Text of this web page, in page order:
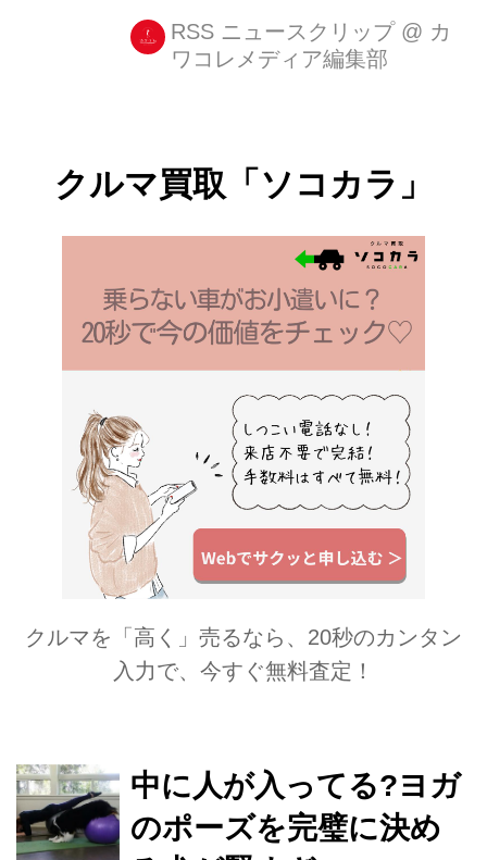
い人たちが存在します。 いちばん愛し
てほしい人からひどい仕打ちを受けた
の街をふらふらと徘徊していたとき。
アビゲイルは、げっそりとやせ細って
れたような深い傷が数か所あり、傷の
状態から判断すると、アメリカでは違
法なドッグファイティングにも駆り出
されていたのではないかという診断結
果で...
RSS ニュースクリップ @ カ
ワコレメディア編集部
クルマ買取「ソコカラ」
クルマを「高く」売るなら、20秒のカンタン
入力で、今すぐ無料査定！
中に人が入ってる?ヨガ
のポーズを完璧に決め